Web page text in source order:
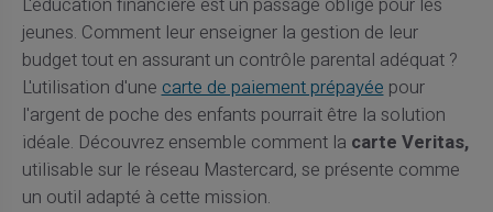
L'éducation financière est un passage obligé pour les
jeunes. Comment leur enseigner la gestion de leur
budget tout en assurant un contrôle parental adéquat ?
L'utilisation d'unecarte de paiement prépayéepour
l'argent de poche des enfants pourrait être la solution
idéale. Découvrez ensemble comment la carte Veritas,
utilisable sur le réseau Mastercard, se présente comme
un outil adapté à cette mission.